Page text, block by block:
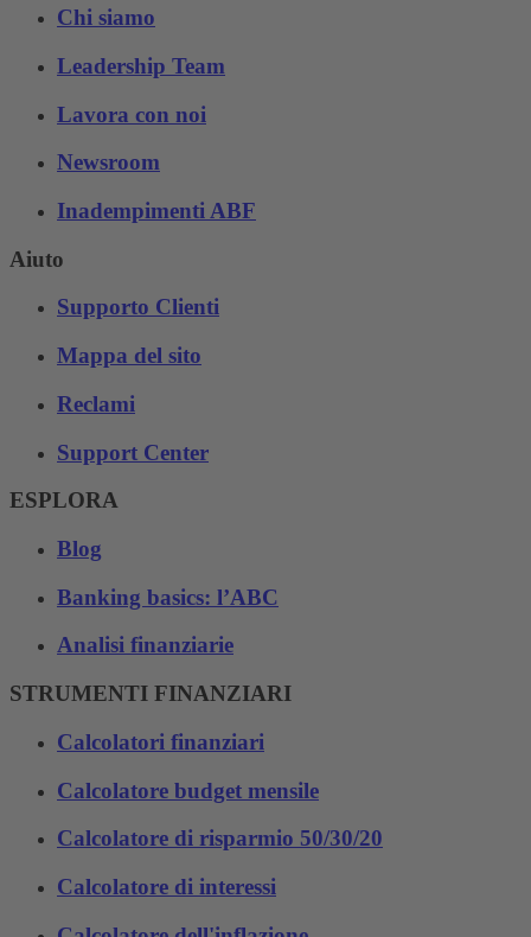
Chi siamo
Leadership Team
Lavora con noi
Newsroom
Inadempimenti ABF
Aiuto
Supporto Clienti
Mappa del sito
Reclami
Support Center
ESPLORA
Blog
Banking basics: l’ABC
Analisi finanziarie
STRUMENTI FINANZIARI
Calcolatori finanziari
Calcolatore budget mensile
Calcolatore di risparmio 50/30/20
Calcolatore di interessi